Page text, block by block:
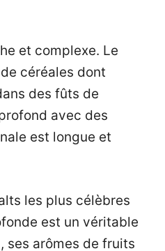
et complexe. Le
céréales dont
des fûts de
avec des
est longue et
les plus célèbres
est un véritable
ses arômes de fruits